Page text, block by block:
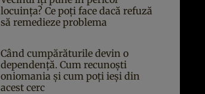
locuința? Ce poți face dacă refuză
să remedieze problema
Când cumpărăturile devin o
dependență. Cum recunoști
oniomania și cum poți ieși din
acest cerc